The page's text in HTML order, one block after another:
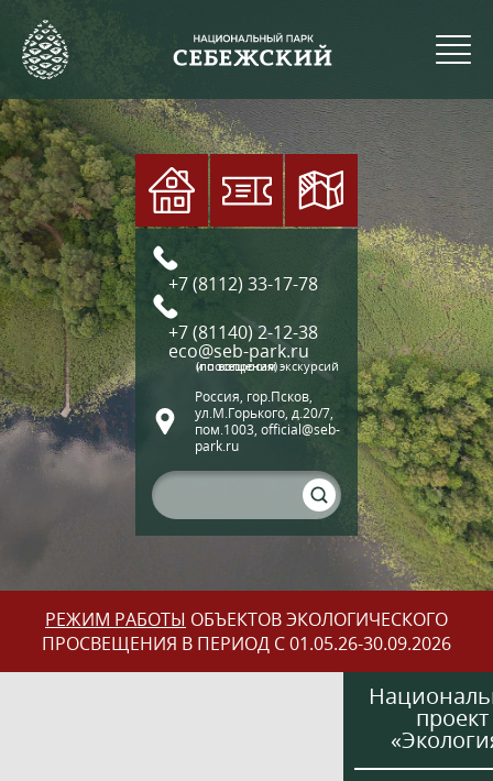
+7 (8112) 33-17-78
+7 (81140) 2-12-38
eco@seb-park.ru
(по вопросам экскурсий и посещения)
Россия, гор.Псков,
ул.М.Горького, д.20/7,
пом.1003, official@seb-
park.ru
РЕЖИМ РАБОТЫ ОБЪЕКТОВ ЭКОЛОГИЧЕСКОГО
ПРОСВЕЩЕНИЯ В ПЕРИОД С 01.05.26-30.09.2026
проект